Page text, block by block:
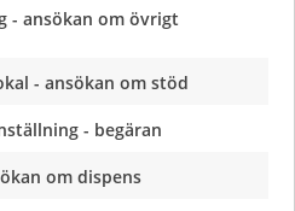
- ansökan om övrigt
- ansökan om stöd
- begäran
om dispens